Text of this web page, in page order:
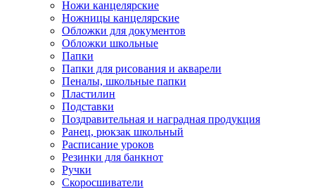
Ножи канцелярские
Ножницы канцелярские
Обложки для документов
Обложки школьные
Папки
Папки для рисования и акварели
Пеналы, школьные папки
Пластилин
Подставки
Поздравительная и наградная продукция
Ранец, рюкзак школьный
Расписание уроков
Резинки для банкнот
Ручки
Скоросшиватели